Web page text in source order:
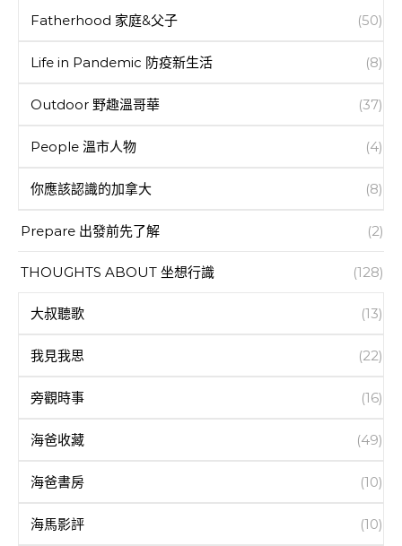
Fatherhood 家庭&父子 (50)
Life in Pandemic 防疫新生活 (8)
Outdoor 野趣溫哥華 (37)
People 溫市人物 (4)
你應該認識的加拿大 (8)
Prepare 出發前先了解 (2)
THOUGHTS ABOUT 坐想行識 (128)
大叔聽歌 (13)
我見我思 (22)
旁觀時事 (16)
海爸收藏 (49)
海爸書房 (10)
海馬影評 (10)